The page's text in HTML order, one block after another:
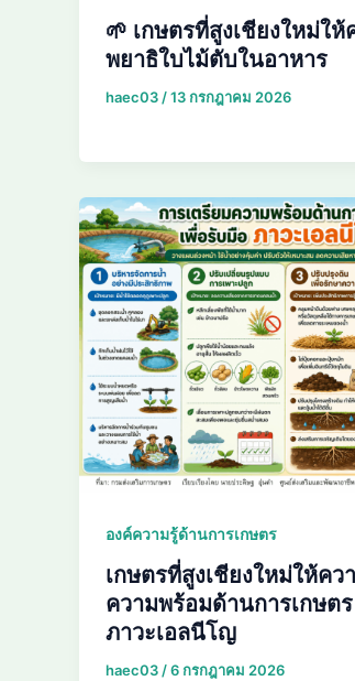
🌱 เกษตรที่สูงเชียงใหม่ใ
พยาธิใบไม้ตับในอาหาร
haec03 /13 กรกฎาคม 2026
องค์ความรู้ด้านการเกษตร
เกษตรที่สูงเชียงใหม่ให้คว
ความพร้อมด้านการเกษต
ภาวะเอลนีโญ
haec03/6 กรกฎาคม 2026